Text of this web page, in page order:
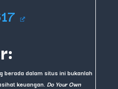
berada dalam situs ini bukanlah
keuangan. Do Your Own